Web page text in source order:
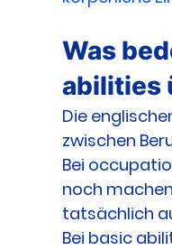
Was
abilities
Die
zwischen
Bei
noch
tatsächlich
Bei basic